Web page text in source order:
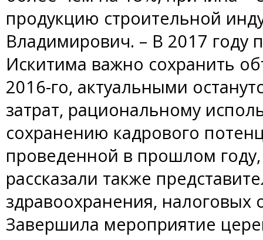
продукцию строительной
Владимирович. – В 2017
Искитима важно сохранить
2016-го, актуальными
затрат, рациональному
сохранению кадрового
проведенной в прошлом
рассказали также
здравоохранения, налоговых
Завершила мероприятие